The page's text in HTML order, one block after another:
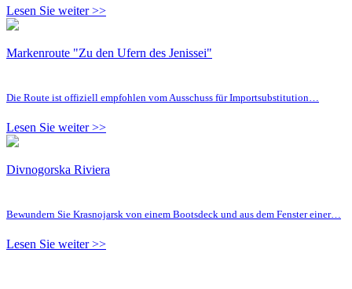
Lesen Sie weiter >>
Markenroute "Zu den Ufern des Jenissei"
Die Route ist offiziell empfohlen vom Ausschuss für Importsubstitution…
Lesen Sie weiter >>
Divnogorska Riviera
Bewundern Sie Krasnojarsk von einem Bootsdeck und aus dem Fenster einer…
Lesen Sie weiter >>